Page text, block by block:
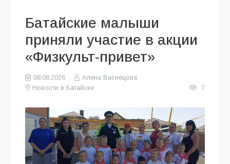
Батайские малыши
приняли участие в акции
«Физкульт-привет»
08.08.2026
Алена Васнецова
Новости в Батайске
7